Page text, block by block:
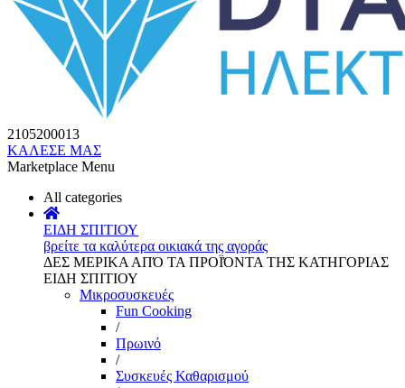
2105200013
ΚΑΛΕΣΕ ΜΑΣ
Marketplace Menu
All categories
ΕΙΔΗ ΣΠΙΤΙΟΥ
βρείτε τα καλύτερα οικιακά της αγοράς
ΔΕΣ ΜΕΡΙΚΑ ΑΠΌ ΤΑ ΠΡΟΪΌΝΤΑ ΤΗΣ ΚΑΤΗΓΟΡΙΑΣ
ΕΙΔΗ ΣΠΙΤΙΟΥ
Μικροσυσκευές
Fun Cooking
/
Πρωινό
/
Συσκευές Καθαρισμού